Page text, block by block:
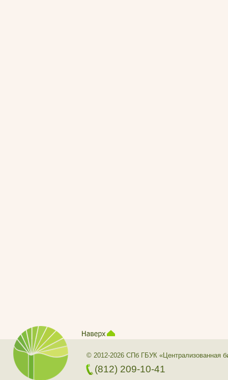
© 2012-2026 СПб ГБУК «Централизованная
(812) 209-10-41